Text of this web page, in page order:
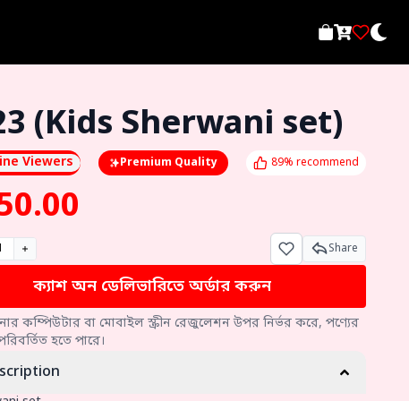
(Kids Sherwani set)
Viewers Premium Quality 89% recommend
Share
ক্যাশ অন ডেলিভারিতে অর্ডার করুন
কম্পিউটার বা মোবাইল স্ক্রীন রেজুলেশন উপর নির্ভর করে, পণ্যের
হতে পারে।